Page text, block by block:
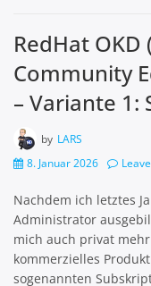
RedHat
Community
– Variante 1:
by LARS
8. Januar 2026
Nachdem ich letztes
Administrator
mich auch privat
kommerzielles
sogenannten